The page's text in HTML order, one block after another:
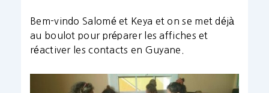
Bem-vindo Salomé et Keya et on se met déjà
au boulot pour préparer les affiches et
réactiver les contacts en Guyane.